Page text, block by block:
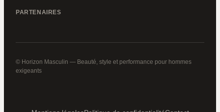
PARTENAIRES
© Horizon Masculin — Beauté, style et performance pour hommes
exigeants